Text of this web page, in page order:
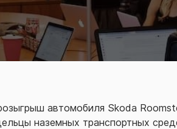
автомобиля Skoda
наземных транспортных